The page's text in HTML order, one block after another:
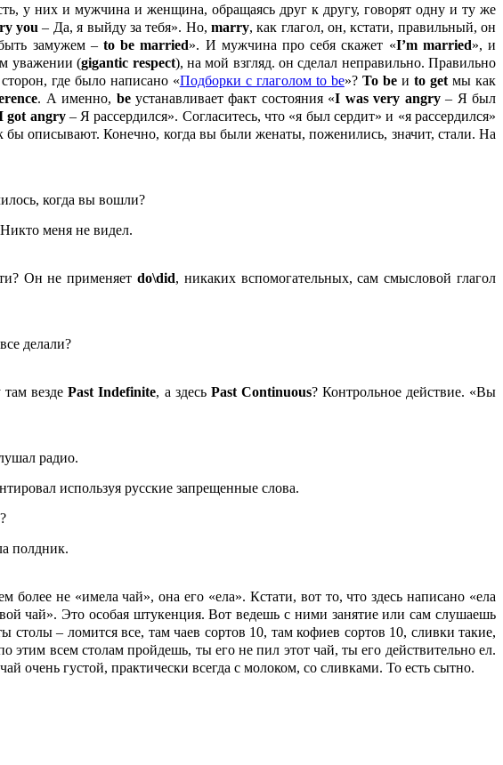
у них и мужчина и женщина, обращаясь друг к другу, говорят одну и ту же
you – Да, я выйду за тебя». Но, marry, как глагол, он, кстати, правильный, он
замужем – tobemarried». И мужчина про себя скажет «I’m married», и
уважении (gigantic respect), на мой взгляд. он сделал неправильно. Правильно
где было написано «Подборки с глаголом to be»? To beи to getмы как
. А именно, beустанавливает факт состояния «I wasvery angry– Я был
got angry– Я рассердился». Согласитесь, что «я был сердит» и «я рассердился»
бы описывают. Конечно, когда вы были женаты, поженились, значит, стали. На
когда вы вошли?
меня не видел.
Он не применяет do\did, никаких вспомогательных, сам смысловой глагол
делали?
там вездеPastIndefinite, а здесь Past Continuous? Контрольное действие. «Вы
радио.
используя русские запрещенные слова.
полдник.
более не «имела чай», она его «ела». Кстати, вот то, что здесь написано «ела
чай». Это особая штукенция. Вот ведешь с ними занятие или сам слушаешь
– ломится все, там чаев сортов 10, там кофиев сортов 10, сливки такие,
всем столам пройдешь, ты его не пил этот чай, ты его действительно ел.
очень густой, практически всегда с молоком, со сливками. То есть сытно.